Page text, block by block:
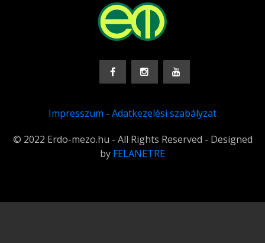
Impresszum - Adatkezelési szabályzat
© 2022 Erdo-mezo.hu - All Rights Reserved - Designed
by FELANETRE